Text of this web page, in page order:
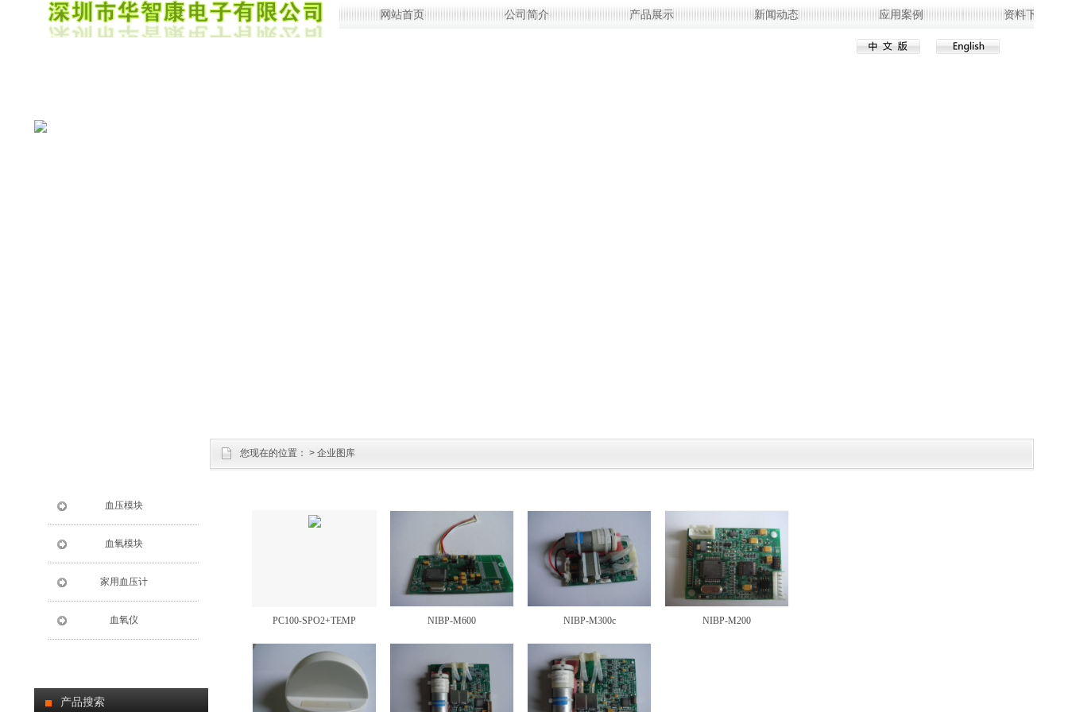
网站首页 公司简介 产品展示 新闻动态 应用案例 资料下载
产品搜索
您现在的位置： > 企业图库
血压模块
血氧模块
家用血压计
血氧仪 PC100-SPO2+TEMP NIBP-M600 NIBP-M300c NIBP-M200